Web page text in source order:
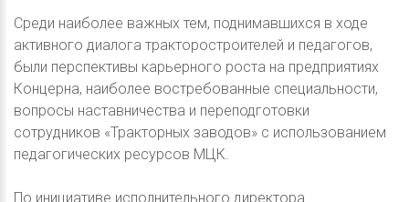
Среди наиболее важных тем, поднимавшихся в ходе
активного диалога тракторостроителей и педагогов,
были перспективы карьерного роста на предприятиях
Концерна, наиболее востребованные специальности,
вопросы наставничества и переподготовки
сотрудников «Тракторных заводов» с использованием
педагогических ресурсов МЦК.
По инициативе исполнительного директора